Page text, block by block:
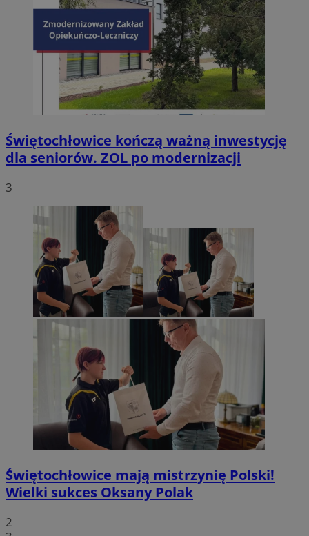
Świętochłowice kończą ważną inwestycję
dla seniorów. ZOL po modernizacji
3
Świętochłowice mają mistrzynię Polski!
Wielki sukces Oksany Polak
2